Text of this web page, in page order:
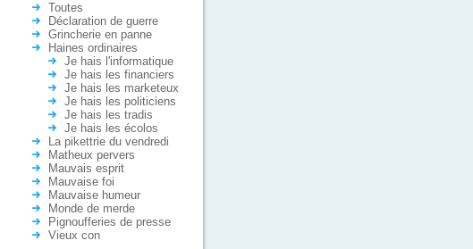
Toutes
Déclaration de guerre
Grincherie en panne
Haines ordinaires
Je hais l'informatique
Je hais les financiers
Je hais les marketeux
Je hais les politiciens
Je hais les tradis
Je hais les écolos
La pikettrie du vendredi
Matheux pervers
Mauvais esprit
Mauvaise foi
Mauvaise humeur
Monde de merde
Pignoufferies de presse
Vieux con